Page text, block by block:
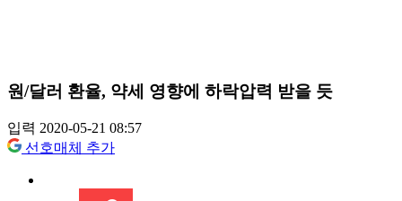
원/달러 환율, 약세 영향에 하락압력 받을 듯
입력 2020-05-21 08:57
선호매체 추가